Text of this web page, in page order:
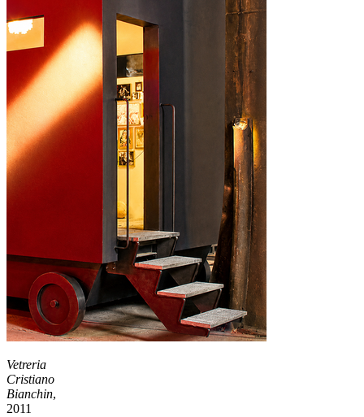
Vetreria
Cristiano
Bianchin,
2011